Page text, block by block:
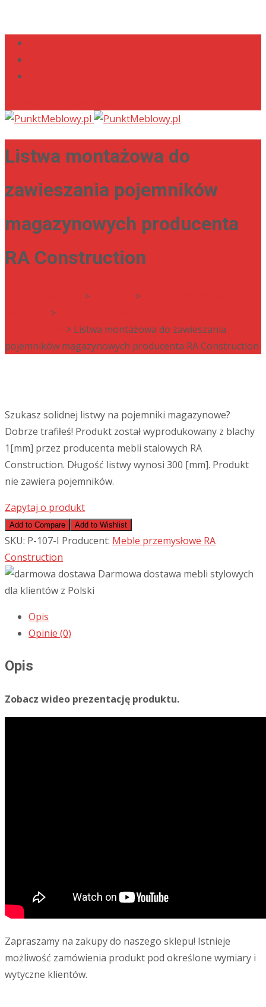
Listwa montażowa do
zawieszania pojemników
magazynowych producenta
RA Construction
> >
>
> Listwa montażowa do zawieszania
pojemników magazynowych producenta RA Construction
Szukasz solidnej listwy na pojemniki magazynowe?
Dobrze trafiłeś! Produkt został wyprodukowany z blachy
1[mm] przez producenta mebli stalowych RA
Construction. Długość listwy wynosi 300 [mm]. Produkt
nie zawiera pojemników.
Zapytaj o produkt
Add to Compare Add to Wishlist
SKU: P-107-I Producent: Meble przemysłowe RA
Construction
Darmowa dostawa mebli stylowych
dla klientów z Polski
Opis
Opinie (0)
Opis
Zobacz wideo prezentację produktu.
Zapraszamy na zakupy do naszego sklepu! Istnieje
możliwość zamówienia produkt pod określone wymiary i
wytyczne klientów.